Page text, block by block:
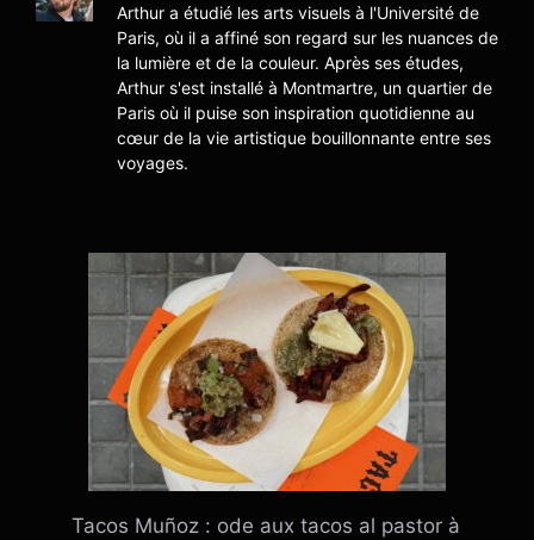
Arthur a étudié les arts visuels à l'Université de
Paris, où il a affiné son regard sur les nuances de
la lumière et de la couleur. Après ses études,
Arthur s'est installé à Montmartre, un quartier de
Paris où il puise son inspiration quotidienne au
cœur de la vie artistique bouillonnante entre ses
voyages.
Tacos Muñoz : ode aux tacos al pastor à